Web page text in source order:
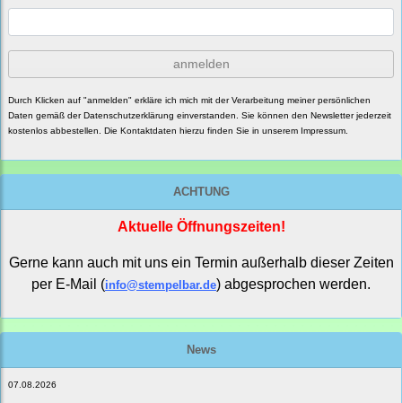
anmelden
Durch Klicken auf "anmelden" erkläre ich mich mit der Verarbeitung meiner persönlichen
Daten gemäß der Datenschutzerklärung einverstanden. Sie können den Newsletter jederzeit
kostenlos abbestellen. Die Kontaktdaten hierzu finden Sie in unserem Impressum.
ACHTUNG
Aktuelle Öffnungszeiten!
Gerne kann auch mit uns ein Termin außerhalb dieser Zeiten
per E-Mail (info@stempelbar.de) abgesprochen werden.
News
07.08.2026